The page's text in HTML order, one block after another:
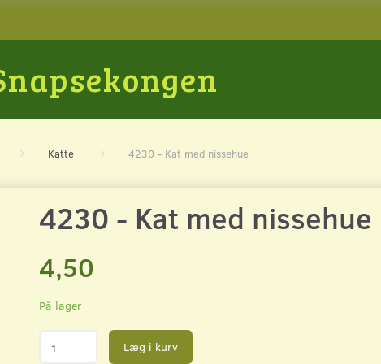
Katte 4230 - Kat med nissehue
4230 - Kat med nissehue
4,50
På lager
Læg i kurv